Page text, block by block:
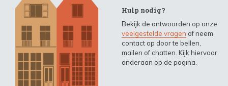
Hulp nodig?
Bekijk de antwoorden op onze
veelgestelde vragen of neem
contact op door te bellen,
mailen of chatten. Kijk hiervoor
onderaan op de pagina.